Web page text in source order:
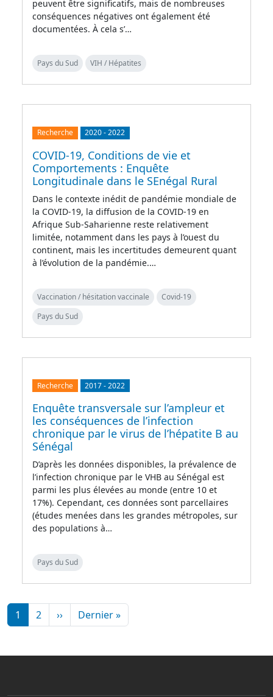
peuvent être significatifs, mais de nombreuses
conséquences négatives ont également été
documentées. À cela s’…
Pays du Sud VIH / Hépatites
Recherche 2020-2022
COVID-19, Conditions de vie et
Comportements : Enquête
Longitudinale dans le SEnégal Rural
Dans le contexte inédit de pandémie mondiale de
la COVID-19, la diffusion de la COVID-19 en
Afrique Sub-Saharienne reste relativement
limitée, notamment dans les pays à l’ouest du
continent, mais les incertitudes demeurent quant
à l’évolution de la pandémie.…
Vaccination / hésitation vaccinale
Covid-19
Pays du Sud
Recherche 2017-2022
Enquête transversale sur l’ampleur et
les conséquences de l’infection
chronique par le virus de l’hépatite B au
Sénégal
D’après les données disponibles, la prévalence de
l’infection chronique par le VHB au Sénégal est
parmi les plus élevées au monde (entre 10 et
17%). Cependant, ces données sont parcellaires
(études menées dans les grandes métropoles, sur
des populations à…
Pays du Sud
Pagination
1 2 ››Page suivante
Dernier »Dernière page